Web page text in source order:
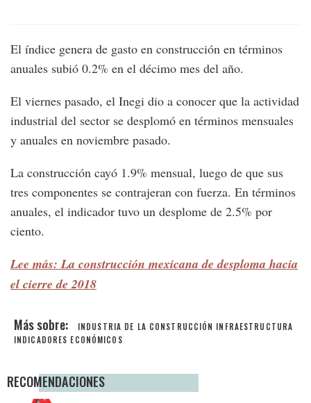
El índice genera de gasto en construcción en términos
anuales subió 0.2% en el décimo mes del año.
El viernes pasado, el Inegi dio a conocer que la actividad
industrial del sector se desplomó en términos mensuales
y anuales en noviembre pasado.
La construcción cayó 1.9% mensual, luego de que sus
tres componentes se contrajeran con fuerza. En términos
anuales, el indicador tuvo un desplome de 2.5% por
ciento.
Lee más: La construcción mexicana de desploma hacia
el cierre de 2018
INDUSTRIA DE LA CONSTRUCCIÓN INFRAESTRUCTURA
INDICADORES ECONÓMICOS
RECOMENDACIONES